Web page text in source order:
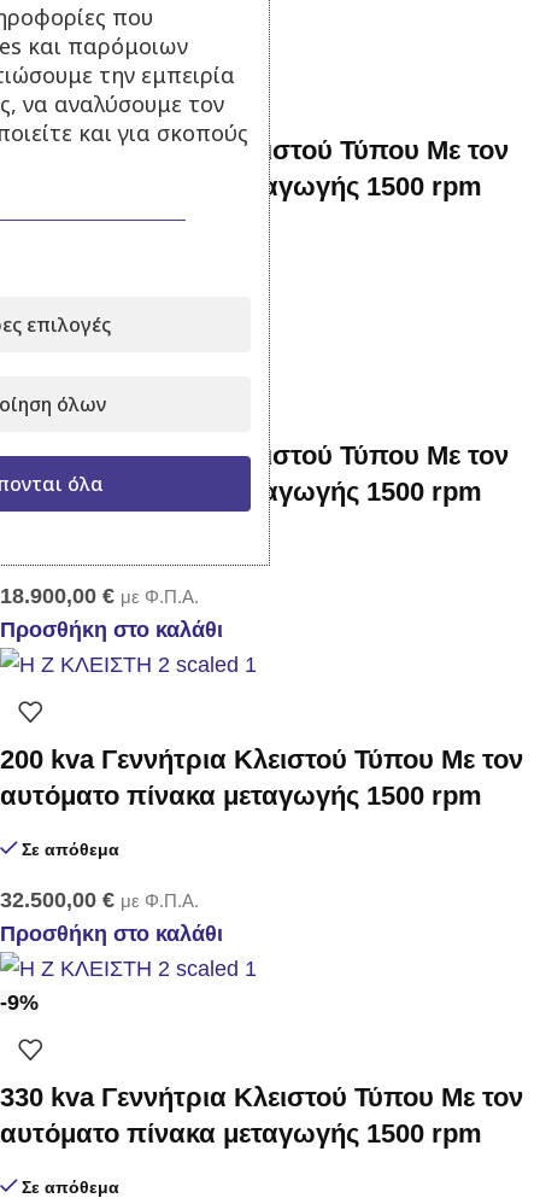
Προσθήκη στο καλάθι
72 kva Γεννήτρια Κλειστού Τύπου Με τον
αυτόματο πίνακα μεταγωγής 1500 rpm
Προσθήκη στο καλάθι
88 kva Γεννήτρια Κλειστού Τύπου Με τον
αυτόματο πίνακα μεταγωγής 1500 rpm
18.900,00 € με Φ.Π.Α.
Προσθήκη στο καλάθι
200 kva Γεννήτρια Κλειστού Τύπου Με τον
αυτόματο πίνακα μεταγωγής 1500 rpm
Σε απόθεμα
32.500,00 € με Φ.Π.Α.
Προσθήκη στο καλάθι
-9%
330 kva Γεννήτρια Κλειστού Τύπου Με τον
αυτόματο πίνακα μεταγωγής 1500 rpm
Σε απόθεμα
που
και παρόμοιων
την εμπειρία
να αναλύσουμε τον
και για σκοπούς
επιλογές
όλων
όλα